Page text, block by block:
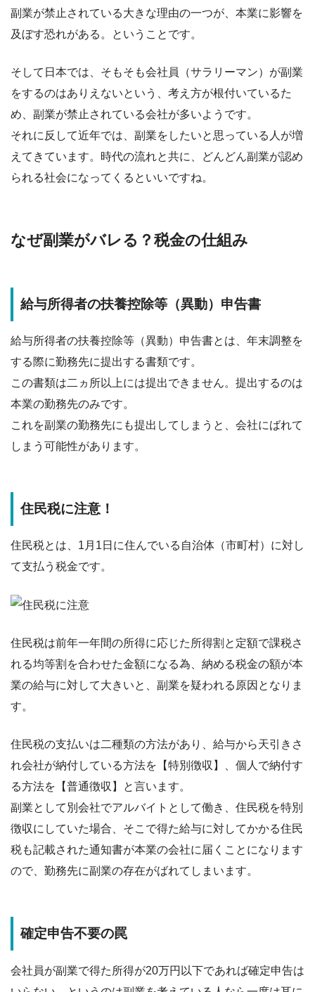
副業が禁止されている大きな理由の一つが、 本業に影響を
及ぼす恐れがある 。ということです。
そして日本では、そもそも会社員（サラリーマン）が副業
をするのはありえないという、考え方が根付いているた
め、副業が禁止されている会社が多いようです。
それに反して近年では、 副業をしたいと思っている人が増
えてきています。時代の流れと共に、どんどん副業が認め
られる社会になってくるといいですね。
なぜ副業がバレる？税金の仕組み
給与所得者の扶養控除等（異動）申告書
給与所得者の扶養控除等（異動）申告書とは、年末調整を
する際に勤務先に提出する書類です。
この書類は二ヵ所以上には提出できません。 提出するのは
本業の勤務先のみです。
これを副業の勤務先にも提出してしまうと、会社にばれて
しまう可能性があります。
住民税に注意！
住民税とは、1月1日に住んでいる自治体（市町村）に対し
て支払う税金です。
住民税は前年一年間の所得に応じた所得割と定額で課税さ
れる均等割を合わせた金額になる為、納める税金の額が本
業の給与に対して大きいと、 副業を疑われる原因 となりま
す。
住民税の支払いは二種類の方法があり、給与から天引きさ
れ会社が納付している方法を 【特別徴収】
、個人で納付す
る方法を 【普通徴収】
と言います。
副業として別会社でアルバイトとして働き、住民税を特別
徴収にしていた場合、そこで得た給与に対してかかる住民
税も記載された通知書が本業の会社に届くことになります
ので、 勤務先に副業の存在がばれてしまいます。
確定申告不要の罠
会社員が副業で得た所得が20万円以下であれば確定申告は